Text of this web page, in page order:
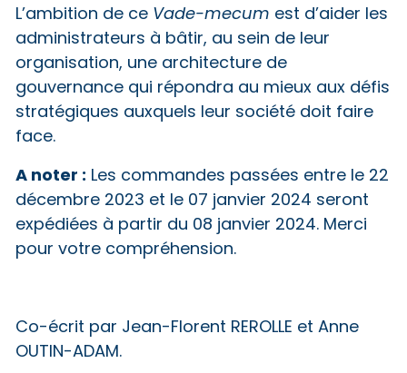
L’ambition de ce Vade-mecum est d’aider les
administrateurs à bâtir, au sein de leur
organisation, une architecture de
gouvernance qui répondra au mieux aux défis
stratégiques auxquels leur société doit faire
face.
A noter : Les commandes passées entre le 22
décembre 2023 et le 07 janvier 2024 seront
expédiées à partir du 08 janvier 2024. Merci
pour votre compréhension.
Co-écrit par Jean-Florent REROLLE et Anne
OUTIN-ADAM.